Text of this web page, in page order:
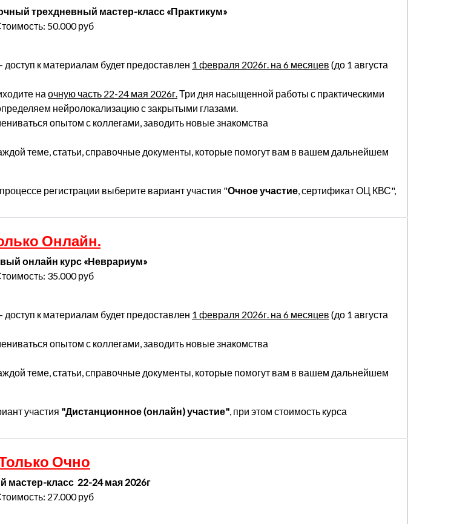
трехдневный мастер-класс «Практикум»
50.000 руб
к материалам будет предоставлен 1 февраля 2026г. на 6 месяцев (до 1 августа
на очную часть 22-24 мая 2026г. Три дня насыщенной работы с практическими
нейролокализацию с закрытыми глазами.
опытом с коллегами, заводить новые знакомства
теме, статьи, справочные документы, которые помогут вам в вашем дальнейшем
регистрации выберите вариант участия "Очное участие , сертификат ОЦ КВС",
Онлайн.
онлайн курс «Неврариум»
35.000 руб
к материалам будет предоставлен 1 февраля 2026г. на 6 месяцев (до 1 августа
опытом с коллегами, заводить новые знакомства
теме, статьи, справочные документы, которые помогут вам в вашем дальнейшем
участия "Дистанционное (онлайн) участие" , при этом стоимость курса
Очно
мастер-класс 22-24 мая 2026г
27.000 руб